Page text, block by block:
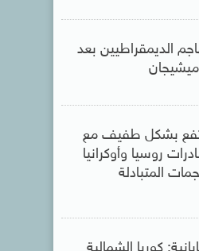
الديمقراطيين بعد
ميشيجان
بشكل طفيف مع
روسيا وأوكرانيا
المتبادلة